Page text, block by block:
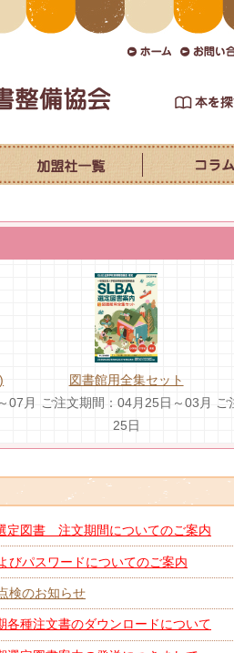
07月
図書館用全集セット
ご注文期間：04月25日～03月
25日
ご
定図書 注文期間についてのご案内
びパスワードについてのご案内
検のお知らせ
各種注文書のダウンロードについて